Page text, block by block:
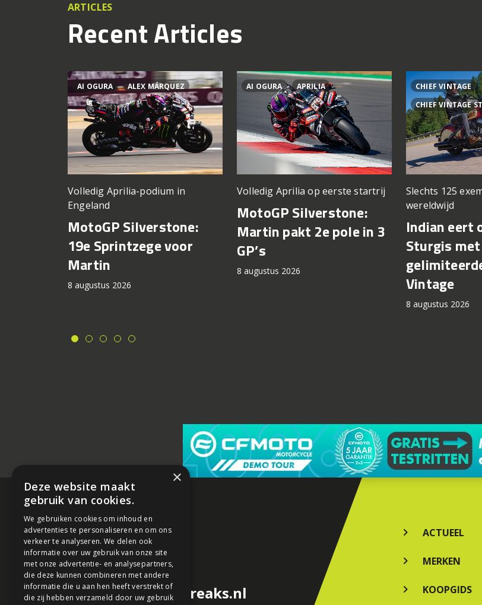
ARTICLES
Recent Articles
AI OGURA ALEX MÁRQUEZ
Volledig Aprilia-podium in
Engeland
MotoGP Silverstone:
19e Sprintzege voor
Martin
8 augustus 2026
AI OGURA APRILIA
Volledig Aprilia op eerste startrij
MotoGP Silverstone:
Martin pakt 2e pole in 3
GP’s
8 augustus 2026
CHIEF VINTAGE
CHIEF VINTAGE
Slechts 125
wereldwijd
Indian eert
Sturgis met
Vintage
8 augustus 2026
redactie@motorfreaks.nl
ACTUEEL
MERKEN
KOOPGIDS
×
Deze website maakt
gebruik van cookies.
We gebruiken cookies om inhoud en
advertenties te personaliseren en om ons
verkeer te analyseren. We delen ook
informatie over uw gebruik van onze site
met onze advertentie- en analysepartners,
die deze kunnen combineren met andere
informatie die u aan hen heeft verstrekt of
die zij hebben verzameld door uw gebruik